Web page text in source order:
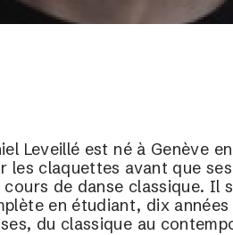
Leveillé est né à Genève
les claquettes avant que
cours de danse classique. Il
en étudiant, dix
du classique au